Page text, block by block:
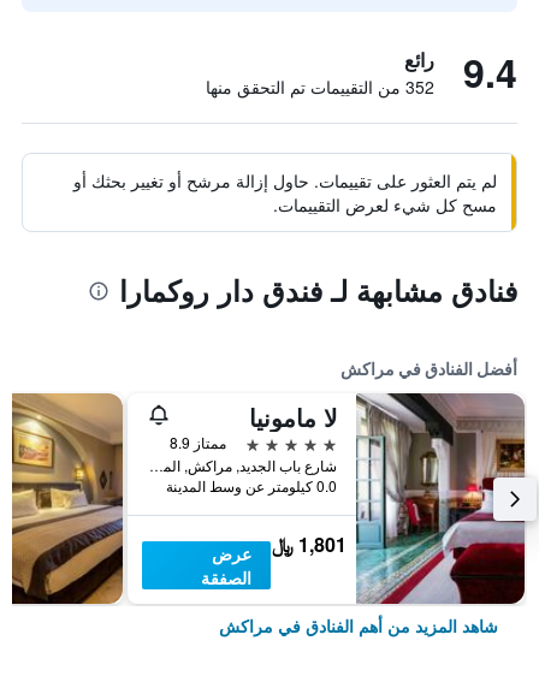
9.4 رائع
352 من التقييمات تم التحقق منها
لم يتم العثور على تقييمات. حاول إزالة مرشح أو تغيير بحثك أو
مسح كل شيء لعرض التقييمات.
فنادق مشابهة لـ فندق دار روكمارا
أفضل الفنادق في مراكش
لا مامونيا
5 نجوم
ممتاز 8.9
شارع باب الجديد, مراكش, المغرب
0.0 كيلومتر عن وسط المدينة
1,801 ﷼
عرض
الصفقة
شاهد المزيد من أهم الفنادق في مراكش